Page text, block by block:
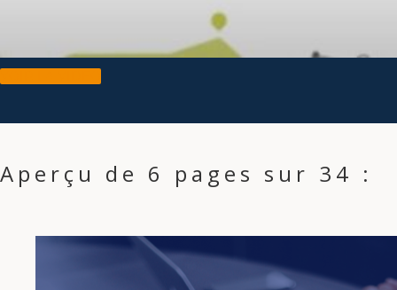
Aperçu de 6 pages sur 34 :